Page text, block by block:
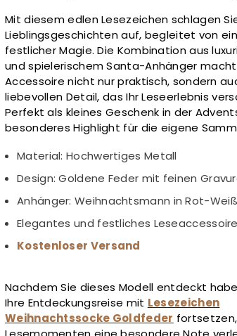
Mit diesem edlen Lesezeichen schlagen
Lieblingsgeschichten auf, begleitet von
festlicher Magie. Die Kombination aus
und spielerischem Santa-Anhänger
Accessoire nicht nur praktisch, sondern
liebevollen Detail, das Ihr Leseerlebnis
Perfekt als kleines Geschenk in der
besonderes Highlight für die eigene
Material: Hochwertiges Metall
Design: Goldene Feder mit feinen
Anhänger: Weihnachtsmann in Rot-Weiß
Elegantes und festliches Leseaccessoire
Kostenloser Versand
Nachdem Sie dieses Modell entdeckt
Ihre Entdeckungsreise mit Lesezeichen
Weihnachtssocke Goldfeder